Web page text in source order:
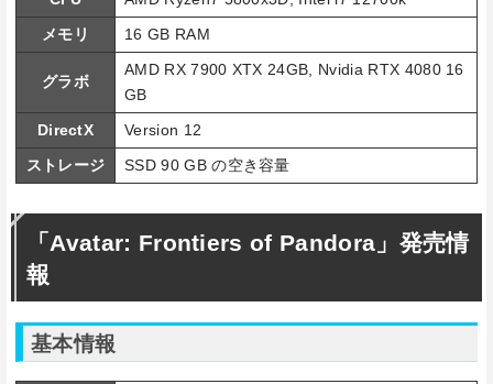
メモリ
16 GB RAM
グラボ
AMD RX 7900 XTX 24GB, Nvidia RTX 4080 16
GB
DirectX
Version 12
ストレージ
SSD 90 GB の空き容量
「Avatar: Frontiers of Pandora」発売情
報
基本情報